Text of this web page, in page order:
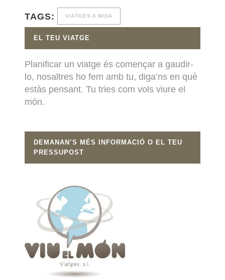
TAGS: VIATGES A MIDA
EL TEU VIATGE
Planificar un viatge és començar a gaudir-
lo, nosaltres ho fem amb tu, diga’ns en què
estàs pensant. Tu tries com vols viure el
món.
DEMANAN’S MÉS INFORMACIÓ O EL TEU
PRESSUPOST